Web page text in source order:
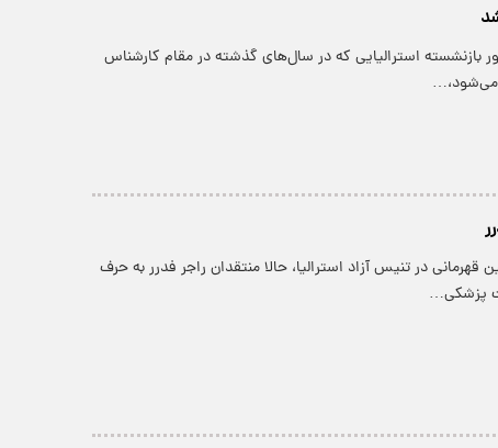
بازنشسته استرالیایی که در سال‌های گذشته در مقام کارشناس
می‌شود،…
قهرمانی در تنیس آزاد استرالیا، حالا منتقدان راجر فدرر به حرف
پزشکی…